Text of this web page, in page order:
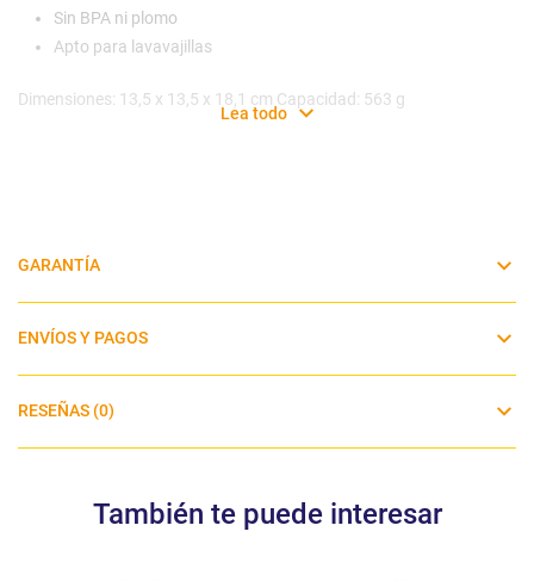
Sin BPA ni plomo
Apto para lavavajillas
Dimensiones: 13,5 x 13,5 x 18,1 cm Capacidad: 563 g
Lea todo
GARANTÍA
ENVÍOS Y PAGOS
RESEÑAS (0)
También te puede interesar